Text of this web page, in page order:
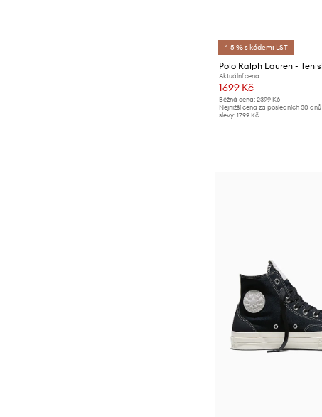
*-5 % s kódem: LST
Polo Ralph Lauren -
Aktuální cena:
1699 Kč
Běžná cena: 2399 Kč
Nejnižší cena za posledních 30
slevy: 1799 Kč